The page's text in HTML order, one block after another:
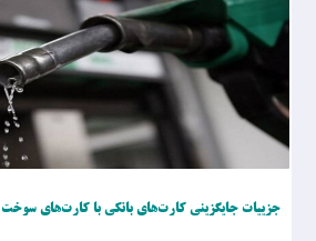
جزییات جایگزینی کارت‌های بانکی با کارت‌های سوخت